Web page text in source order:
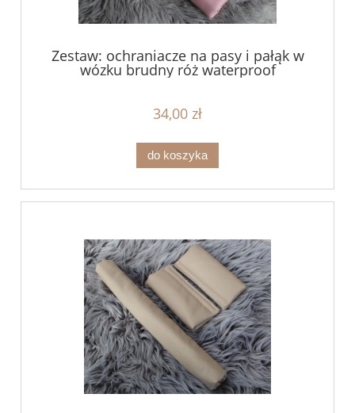
Zestaw: ochraniacze na pasy i pałąk w
wózku brudny róż waterproof
34,00 zł
do koszyka